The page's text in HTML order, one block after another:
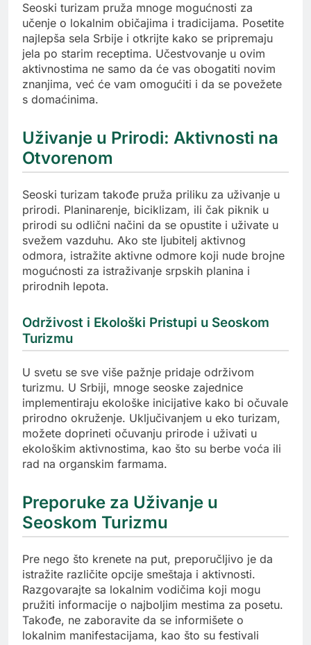
Seoski turizam pruža mnoge mogućnosti za
učenje o lokalnim običajima i tradicijama. Posetite
najlepša sela Srbije i otkrijte kako se pripremaju
jela po starim receptima. Učestvovanje u ovim
aktivnostima ne samo da će vas obogatiti novim
znanjima, već će vam omogućiti i da se povežete
s domaćinima.
Uživanje u Prirodi: Aktivnosti na
Otvorenom
Seoski turizam takođe pruža priliku za uživanje u
prirodi. Planinarenje, biciklizam, ili čak piknik u
prirodi su odlični načini da se opustite i uživate u
svežem vazduhu. Ako ste ljubitelj aktivnog
odmora, istražite aktivne odmore koji nude brojne
mogućnosti za istraživanje srpskih planina i
prirodnih lepota.
Održivost i Ekološki Pristupi u Seoskom
Turizmu
U svetu se sve više pažnje pridaje održivom
turizmu. U Srbiji, mnoge seoske zajednice
implementiraju ekološke inicijative kako bi očuvale
prirodno okruženje. Uključivanjem u eko turizam,
možete doprineti očuvanju prirode i uživati u
ekološkim aktivnostima, kao što su berbe voća ili
rad na organskim farmama.
Preporuke za Uživanje u
Seoskom Turizmu
Pre nego što krenete na put, preporučljivo je da
istražite različite opcije smeštaja i aktivnosti.
Razgovarajte sa lokalnim vodičima koji mogu
pružiti informacije o najboljim mestima za posetu.
Takođe, ne zaboravite da se informišete o
lokalnim manifestacijama, kao što su festivali